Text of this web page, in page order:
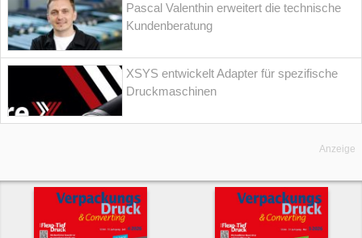
Pascal Valenthin erweitert die technische
Kundenberatung
XSYS entwickelt Adapter für spezifische
Druckmaschinen
Anzeige